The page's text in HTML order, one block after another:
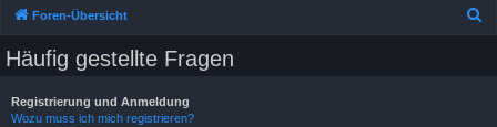
Foren-Übersicht
Häufig gestellte Fragen
Registrierung und Anmeldung
Wozu muss ich mich registrieren?